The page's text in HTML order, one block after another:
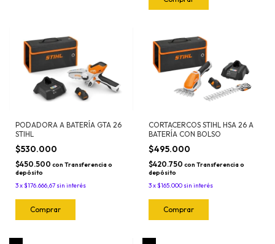
PODADORA A BATERÍA GTA 26
STIHL
$530.000
$450.500 con Transferencia o
depósito
3x$176.666,67 sin interés
CORTACERCOS STIHL HSA 26 A
BATERÍA CON BOLSO
$495.000
$420.750 con Transferencia o
depósito
3x$165.000 sin interés